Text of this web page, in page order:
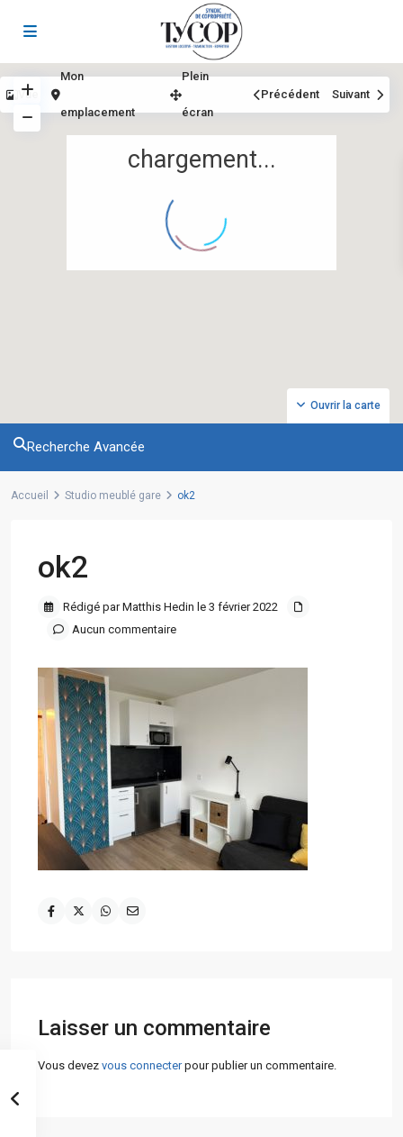
chargement...
Ouvrir la carte
Vue
Mon
emplacement
Plein
écran
Précédent Suivant
Recherche Avancée
Accueil Studio meublé gare ok2
ok2
Rédigé par Matthis Hedin le 3 février 2022
Aucun commentaire
Laisser un commentaire
Vous devez vous connecterpour publier un commentaire.